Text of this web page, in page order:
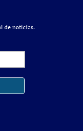
de noticias.